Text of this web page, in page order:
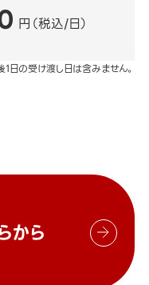
円（税込/日）
日の受け渡し日は含みません。
から